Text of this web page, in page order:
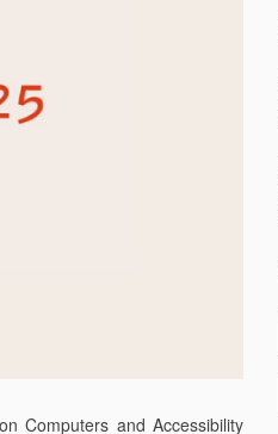
Computers and Accessibility